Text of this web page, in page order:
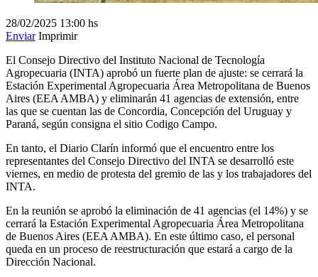
28/02/2025 13:00 hs
Enviar Imprimir
El Consejo Directivo del Instituto Nacional de Tecnología
Agropecuaria (INTA) aprobó un fuerte plan de ajuste: se cerrará la
Estación Experimental Agropecuaria Área Metropolitana de Buenos
Aires (EEA AMBA) y eliminarán 41 agencias de extensión, entre
las que se cuentan las de Concordia, Concepción del Uruguay y
Paraná, según consigna el sitio Codigo Campo.
En tanto, el Diario Clarín informó que el encuentro entre los
representantes del Consejo Directivo del INTA se desarrolló este
viernes, en medio de protesta del gremio de las y los trabajadores del
INTA.
En la reunión se aprobó la eliminación de 41 agencias (el 14%) y se
cerrará la Estación Experimental Agropecuaria Área Metropolitana
de Buenos Aires (EEA AMBA). En este último caso, el personal
queda en un proceso de reestructuración que estará a cargo de la
Dirección Nacional.